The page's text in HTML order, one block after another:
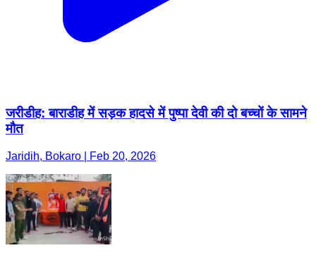
जरीडीह: बाराडीह में सड़क हादसे में पुष्पा देवी की दो बच्चों के सामने
मौत
Jaridih, Bokaro | Feb 20, 2026